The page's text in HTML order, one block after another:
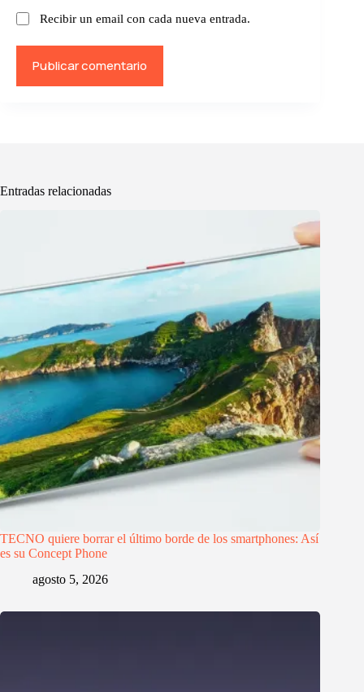
Recibir un email con cada nueva entrada.
Publicar comentario
Entradas relacionadas
TECNO quiere borrar el último borde de los smartphones: Así
es su Concept Phone
agosto 5, 2026